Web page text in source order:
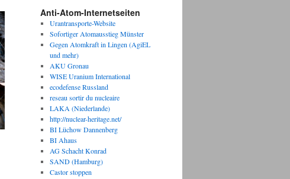
Anti-Atom-Internetseiten
Urantransporte-Website
Sofortiger Atomausstieg Münster
Gegen Atomkraft in Lingen (AgiEL
und mehr)
AKU Gronau
WISE Uranium International
ecodefense Russland
reseau sortir du nucleaire
LAKA (Niederlande)
http://nuclear-heritage.net/
BI Lüchow Dannenberg
BI Ahaus
AG Schacht Konrad
SAND (Hamburg)
Castor stoppen